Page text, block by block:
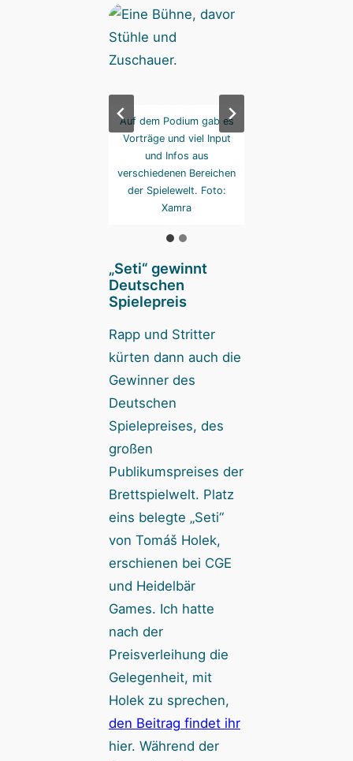
Auf dem Podium gab es
Vorträge und viel Input
und Infos aus
verschiedenen Bereichen
der Spielewelt. Foto:
Xamra
„Seti“ gewinnt
Deutschen
Spielepreis
Rapp und Stritter
kürten dann auch die
Gewinner des
Deutschen
Spielepreises, des
großen
Publikumspreises der
Brettspielwelt. Platz
eins belegte „Seti“
von Tomáš Holek,
erschienen bei CGE
und Heidelbär
Games. Ich hatte
nach der
Preisverleihung die
Gelegenheit, mit
Holek zu sprechen,
den Beitrag findet ihr
hier. Während der